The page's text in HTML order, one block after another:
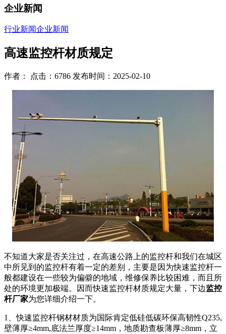
企业新闻
行业新闻企业新闻
高速监控杆材质规定
作者： 点击：6786 发布时间：2025-02-10
不知道大家是否关注过，在高速公路上的监控杆和我们在城区
中所见到的监控杆有着一定的差别，主要是因为快速监控杆一
般都建设在一些较为偏僻的地域，维修保养比较困难，而且所
处的环境更加极端。因而快速监控杆材质规定大量，下边监控
杆厂家为您详细介绍一下。
1、快速监控杆钢材材质为国际肯定低硅低碳环保高韧性Q235,
壁薄厚≥4mm,底法兰厚度≥14mm，地质勘查板薄厚≥8mm，立